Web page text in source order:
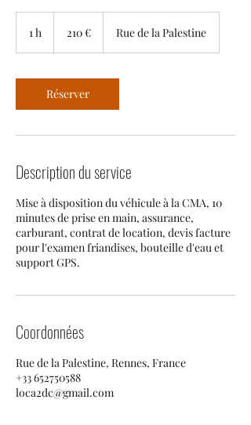
1 h 210 € Rue de la Palestine
Réserver
Description du service
Mise à disposition du véhicule à la CMA, 10
minutes de prise en main, assurance,
carburant, contrat de location, devis facture
pour l'examen friandises, bouteille d'eau et
support GPS.
Coordonnées
Rue de la Palestine, Rennes, France
+33 652750588
loca2dc@gmail.com